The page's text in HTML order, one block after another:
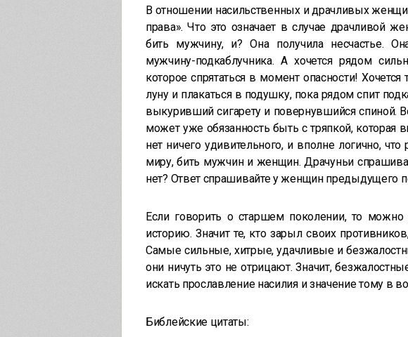
В отношении насильственных и драчливых
права». Что это означает в случае драчливой
бить мужчину, и? Она получила несчастье.
мужчину-подкаблучника. А хочется рядом
которое спрятаться в момент опасности!
луну и плакаться в подушку, пока рядом спит
выкуривший сигарету и повернувшийся спиной.
может уже обязанность быть с тряпкой, которая
нет ничего удивительного, и вполне логично,
миру, бить мужчин и женщин. Драчуньи
нет? Ответ спрашивайте у женщин предыдущего
Если говорить о старшем поколении, то можно
историю. Значит те, кто зарыл своих
Самые сильные, хитрые, удачливые и
они ничуть это не отрицают. Значит,
искать прославление насилия и значение тому в
Библейские цитаты: